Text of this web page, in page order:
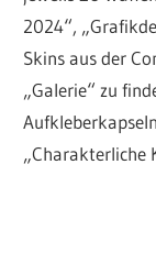
2024“,
Skins aus der
„Galerie“ zu
„Charakterliche